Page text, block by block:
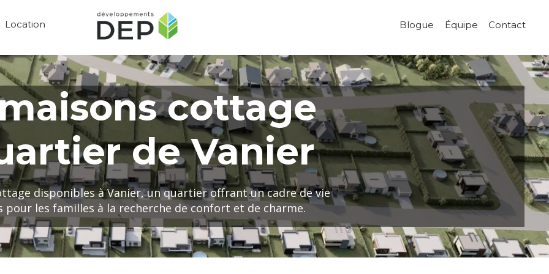
Location Blogue Équipe Contact
cottage
de Vanier
disponibles à Vanier, un quartier offrant un cadre de vie
les familles à la recherche de confort et de charme.